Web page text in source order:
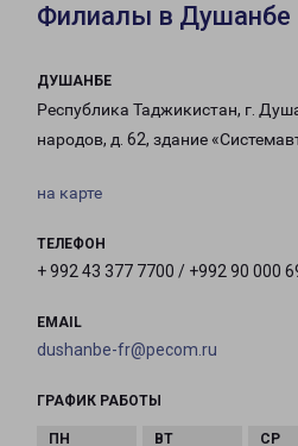
Филиалы в Душанбе
ДУШАНБЕ
Республика Таджикистан, г.
народов, д. 62, здание
на карте
ТЕЛЕФОН
+ 992 43 377 7700 / +992 90 000
EMAIL
dushanbe-fr@pecom.ru
ГРАФИК РАБОТЫ